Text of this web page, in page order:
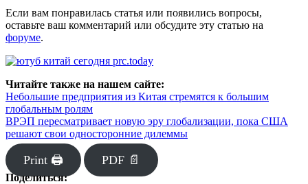
Если вам понравилась статья или появились вопросы,
оставьте ваш комментарий или обсудите эту статью на
форуме.
Читайте также на нашем сайте:
Небольшие предприятия из Китая стремятся к большим
глобальным ролям
ВРЭП пересматривает новую эру глобализации, пока США
решают свои односторонние дилеммы
Print 🖨 PDF 📄
Поделиться: